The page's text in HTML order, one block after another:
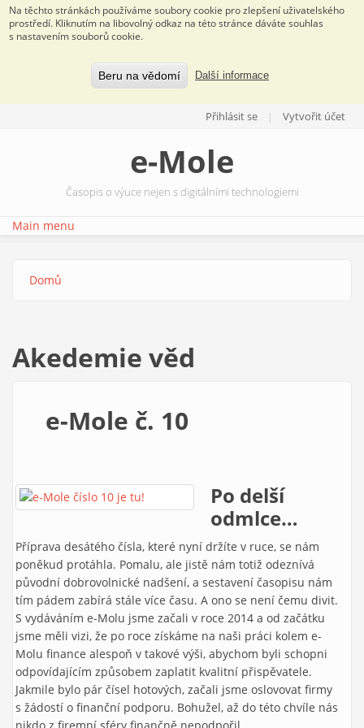
Na těchto stránkách používáme soubory cookie pro zlepšení uživatelského
prostředí. Kliknutím na libovolný odkaz na této stránce dáváte souhlas
s nastavením souborů cookie.
Beru na vědomí Další informace
Přihlásit se Vytvořit účet
e-Mole
Časopis o výuce nejen s digitálními technologiemi
Main menu
Jste zde
Domů
Akedemie věd
e-Mole č. 10
Po delší
odmlce…
Příprava desátého čísla, které nyní držíte v ruce, se nám
poněkud protáhla. Pomalu, ale jistě nám totiž odeznívá
původní dobrovolnické nadšení, a sestavení časopisu nám
tím pádem zabírá stále více času. A ono se není čemu divit.
S vydáváním e-Molu jsme začali v roce 2014 a od začátku
jsme měli vizi, že po roce získáme na naši práci kolem e-
Molu finance alespoň v takové výši, abychom byli schopni
odpovídajícím způsobem zaplatit kvalitní přispěvatele.
Jakmile bylo pár čísel hotových, začali jsme oslovovat firmy
s žádostí o finanční podporu. Bohužel, až do této chvíle nás